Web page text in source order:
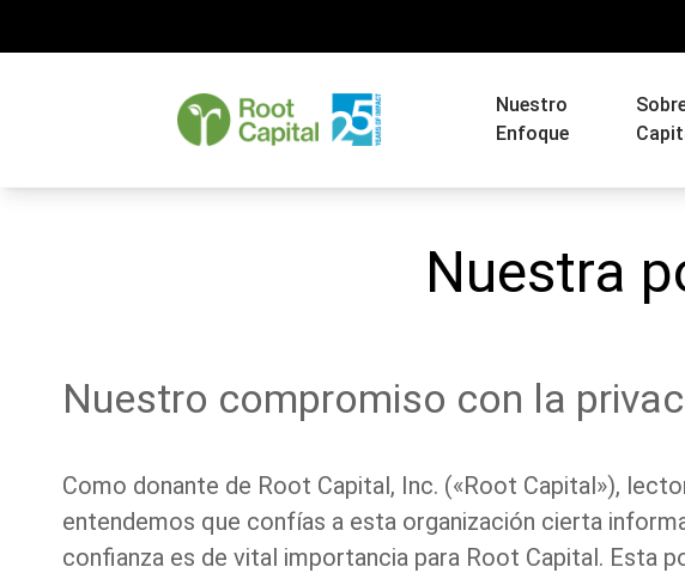
Nuestro
Enfoque
Nuestra
Nuestro compromiso con la
Como donante de Root Capital, Inc. («Root Capital»),
entendemos que confías a esta organización cierta
confianza es de vital importancia para Root Capital. Esta